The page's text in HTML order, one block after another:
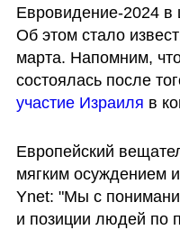
Евровидение-2024
Об этом стало
марта. Напомним,
состоялась после
участие Израиля в
Европейский
мягким осуждением
Ynet: "Мы с
и позиции людей по